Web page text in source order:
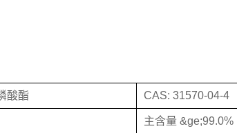
酸酯 CAS: 31570-04-4
主含量 &ge;99.0%